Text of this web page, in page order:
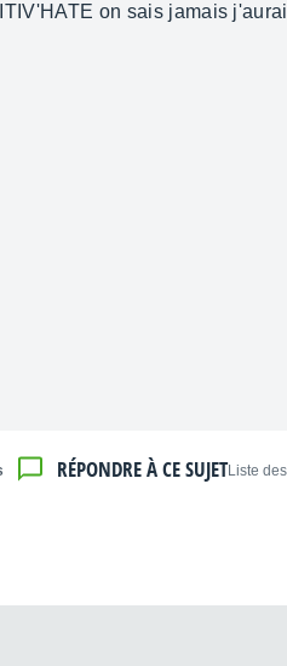
on sais jamais j'aurai
RÉPONDRE À CE SUJET